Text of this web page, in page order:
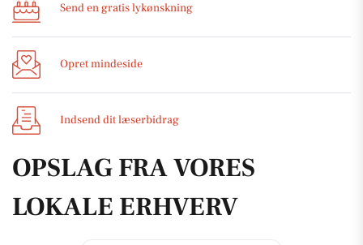
Send en gratis lykønskning
Opret mindeside
Indsend dit læserbidrag
OPSLAG FRA VORES
LOKALE ERHVERV